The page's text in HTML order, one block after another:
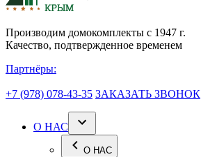
Производим домокомплекты с 1947 г.
Качество, подтвержденное временем
Партнёры:
+7 (978) 078-43-35 ЗАКАЗАТЬ ЗВОНОК
О НАС
О НАС